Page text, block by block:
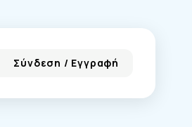
Σύνδεση / Εγγραφή